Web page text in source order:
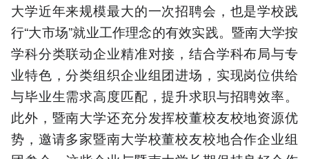
大学近年来规模最大的一次招聘会，也是学校践
行“大市场”就业工作理念的有效实践。暨南大学按
学科分类联动企业精准对接，结合学科布局与专
业特色，分类组织企业组团进场，实现岗位供给
与毕业生需求高度匹配，提升求职与招聘效率。
此外，暨南大学还充分发挥校董校友校地资源优
势，邀请多家暨南大学校董校友校地合作企业组